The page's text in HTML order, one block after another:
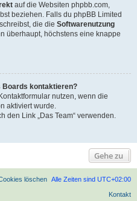
auf die Websiten phpbb.com,
beziehen. Falls du phpBB Limited
die die Softwarenutzung
überhaupt, höchstens eine knappe
Boards kontaktieren?
nutzen, wenn die
aktiviert wurde.
den Link „Das Team“ verwenden.
Gehe zu
Alle Zeiten sind UTC+02:00
löschen
Kontakt